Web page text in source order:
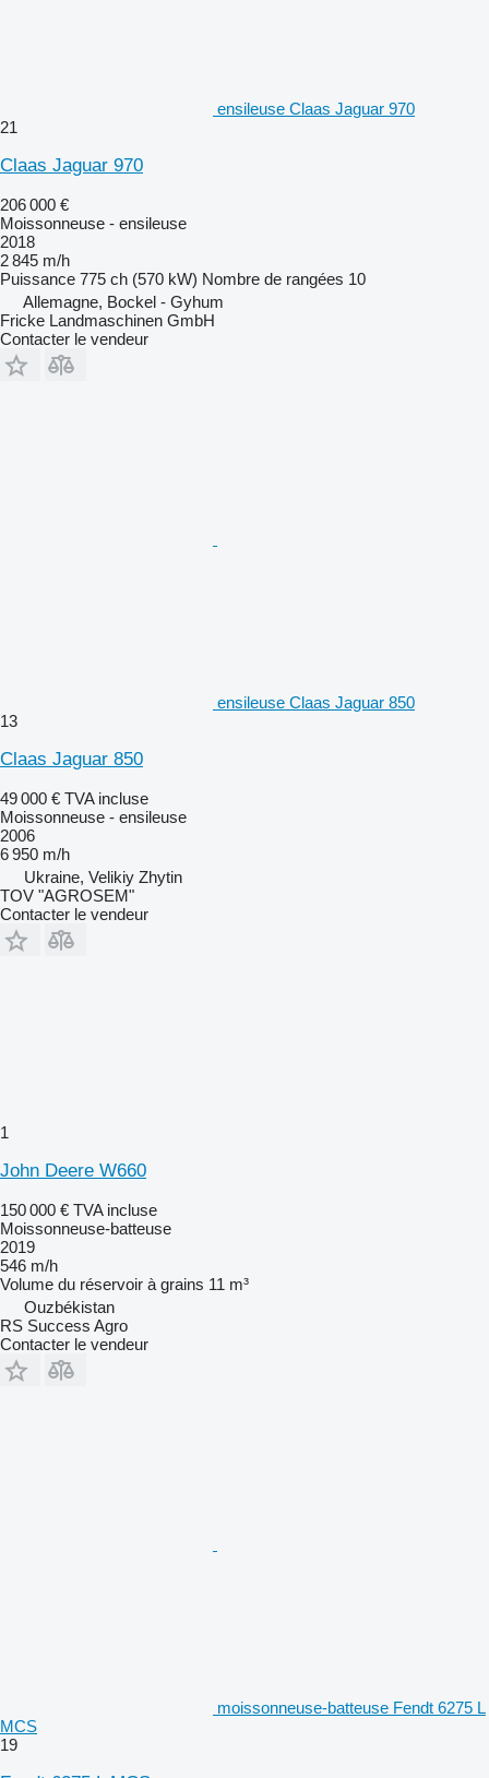
ensileuse Claas Jaguar 970
21
Claas Jaguar 970
206 000 €
Moissonneuse - ensileuse
2018
2 845 m/h
Puissance 775 ch (570 kW) Nombre de rangées 10
Allemagne, Bockel - Gyhum
Fricke Landmaschinen GmbH
Contacter le vendeur
ensileuse Claas Jaguar 850
13
Claas Jaguar 850
49 000 € TVA incluse
Moissonneuse - ensileuse
2006
6 950 m/h
Ukraine, Velikiy Zhytin
TOV "AGROSEM"
Contacter le vendeur
1
John Deere W660
150 000 € TVA incluse
Moissonneuse-batteuse
2019
546 m/h
Volume du réservoir à grains 11 m³
Ouzbékistan
RS Success Agro
Contacter le vendeur
moissonneuse-batteuse Fendt 6275 L
MCS
19